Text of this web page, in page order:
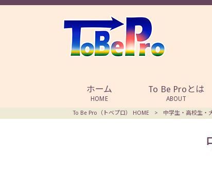
ホーム
HOME
To Be Proとは
ABOUT
To Be Pro（トベプロ） HOME > 中学生・高校生・